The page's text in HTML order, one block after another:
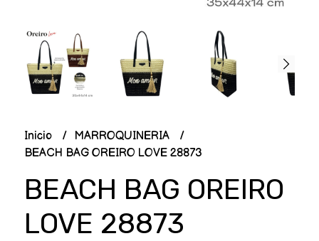
Inicio
MARROQUINERIA
BEACH BAG OREIRO LOVE 28873
BEACH BAG OREIRO
LOVE 28873